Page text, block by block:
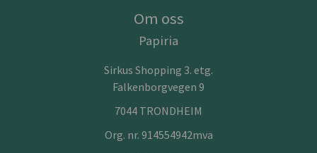
Om oss
Papiria
Sirkus Shopping 3. etg.
Falkenborgvegen 9
7044 TRONDHEIM
Org. nr. 914554942mva